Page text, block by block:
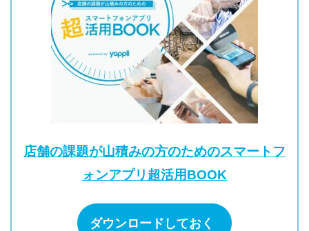
店舗の課題が山積みの方のためのスマートフ
ォンアプリ超活用BOOK
ダウンロードしておく